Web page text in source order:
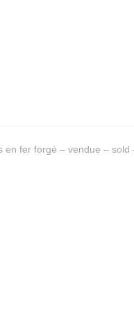
en fer forgé – vendue – sold